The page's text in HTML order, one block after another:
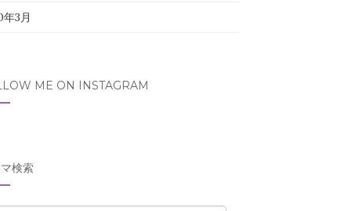
3月
ME ON INSTAGRAM
検索